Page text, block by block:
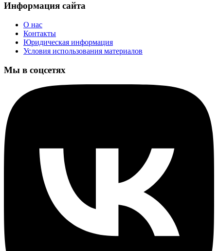
Информация сайта
О нас
Контакты
Юридическая информация
Условия использования материалов
Мы в соцсетях